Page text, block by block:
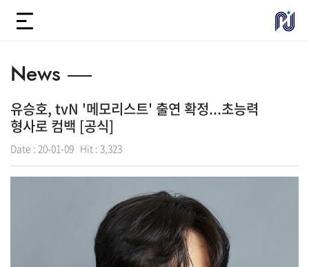
News
유승호, tvN '메모리스트' 출연 확정...초능력
형사로 컴백 [공식]
Date : 20-01-09 Hit : 3,323